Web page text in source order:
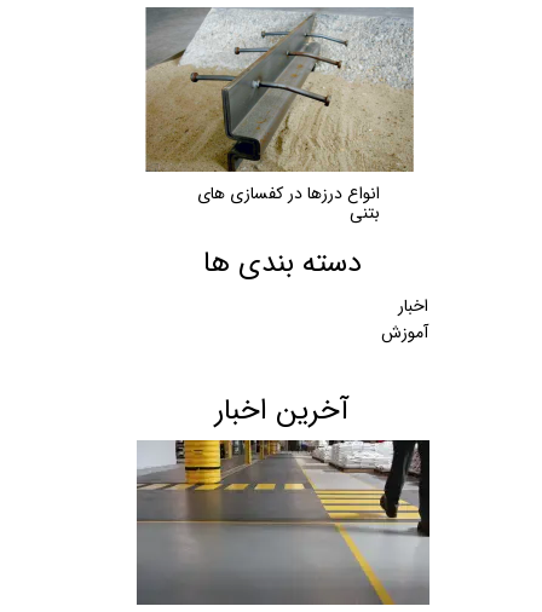
انواع درزها در کفسازی های
بتنی
دسته بندی ها
اخبار
آموزش
آخرین اخبار